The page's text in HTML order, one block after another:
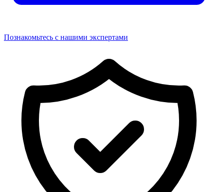
Познакомьтесь с нашими экспертами